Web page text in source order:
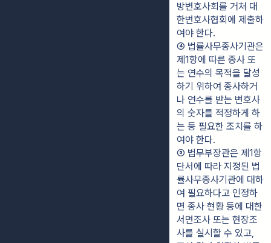
방변호사회를 거쳐 대
한변호사협회에 제출하
여야 한다.
④ 법률사무종사기관은
제1항에 따른 종사 또
는 연수의 목적을 달성
하기 위하여 종사하거
나 연수를 받는 변호사
의 숫자를 적정하게 하
는 등 필요한 조치를 하
여야 한다.
⑤ 법무부장관은 제1항
단서에 따라 지정된 법
률사무종사기관에 대하
여 필요하다고 인정하
면 종사 현황 등에 대한
서면조사 또는 현장조
사를 실시할 수 있고,